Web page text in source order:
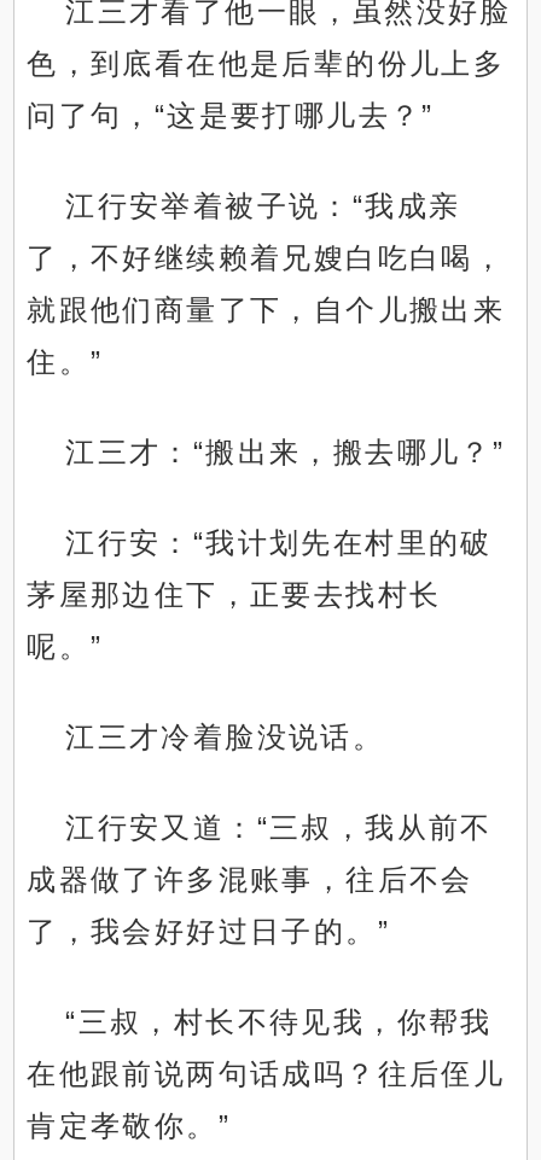
江三才看了他一眼，虽然没好脸
色，到底看在他是后辈的份儿上多
问了句，“这是要打哪儿去？”
江行安举着被子说：“我成亲
了，不好继续赖着兄嫂白吃白喝，
就跟他们商量了下，自个儿搬出来
住。”
江三才：“搬出来，搬去哪儿？”
江行安：“我计划先在村里的破
茅屋那边住下，正要去找村长
呢。”
江三才冷着脸没说话。
江行安又道：“三叔，我从前不
成器做了许多混账事，往后不会
了，我会好好过日子的。”
“三叔，村长不待见我，你帮我
在他跟前说两句话成吗？往后侄儿
肯定孝敬你。”